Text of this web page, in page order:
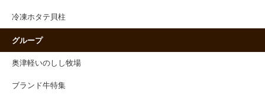
冷凍ホタテ貝柱
グループ
奥津軽いのしし牧場
ブランド牛特集